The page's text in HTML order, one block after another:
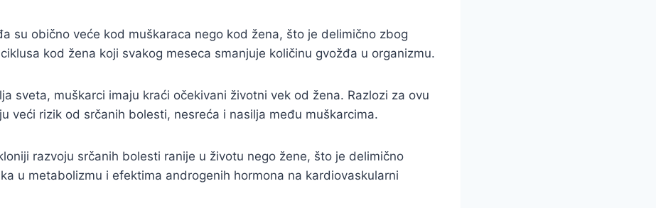
su obično veće kod muškaraca nego kod žena, što je delimično zbog
kod žena koji svakog meseca smanjuje količinu gvožđa u organizmu.
sveta, muškarci imaju kraći očekivani životni vek od žena. Razlozi za ovu
veći rizik od srčanih bolesti, nesreća i nasilja među muškarcima.
razvoju srčanih bolesti ranije u životu nego žene, što je delimično
u metabolizmu i efektima androgenih hormona na kardiovaskularni